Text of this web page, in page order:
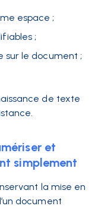
espace ;
;
sur le document ;
de texte
et
simplement
la mise en
document